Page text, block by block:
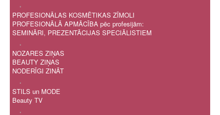
.
PROFESIONĀLAS KOSMĒTIKAS ZĪMOLI
PROFESIONĀLĀ APMĀCĪBA pēc profesijām:
SEMINĀRI, PREZENTĀCIJAS SPECIĀLISTIEM
.
NOZARES ZIŅAS
BEAUTY ZIŅAS
NODERĪGI ZINĀT
.
STILS un MODE
Beauty TV
.